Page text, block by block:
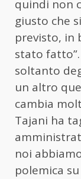
quindi non
giusto che
previsto, in
stato
soltanto
un altro
cambia
Tajani ha
noi
polemica